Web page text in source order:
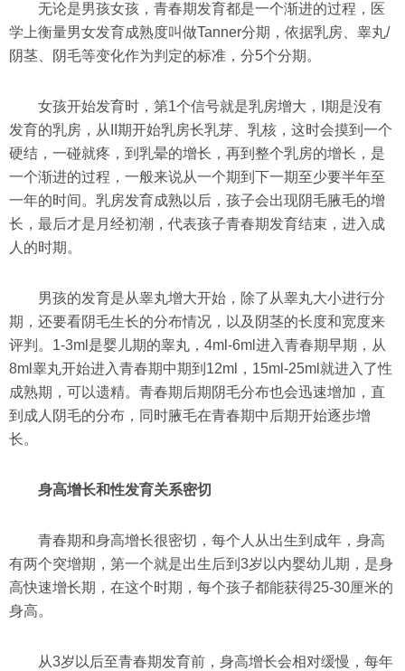
无论是男孩女孩，青春期发育都是一个渐进的过程，医
学上衡量男女发育成熟度叫做Tanner分期，依据乳房、睾丸/
阴茎、阴毛等变化作为判定的标准，分5个分期。
女孩开始发育时，第1个信号就是乳房增大，I期是没有
发育的乳房，从II期开始乳房长乳芽、乳核，这时会摸到一个
硬结，一碰就疼，到乳晕的增长，再到整个乳房的增长，是
一个渐进的过程，一般来说从一个期到下一期至少要半年至
一年的时间。乳房发育成熟以后，孩子会出现阴毛腋毛的增
长，最后才是月经初潮，代表孩子青春期发育结束，进入成
人的时期。
男孩的发育是从睾丸增大开始，除了从睾丸大小进行分
期，还要看阴毛生长的分布情况，以及阴茎的长度和宽度来
评判。1-3ml是婴儿期的睾丸，4ml-6ml进入青春期早期，从
8ml睾丸开始进入青春期中期到12ml，15ml-25ml就进入了性
成熟期，可以遗精。青春期后期阴毛分布也会迅速增加，直
到成人阴毛的分布，同时腋毛在青春期中后期开始逐步增
长。
身高增长和性发育关系密切
青春期和身高增长很密切，每个人从出生到成年，身高
有两个突增期，第一个就是出生后到3岁以内婴幼儿期，是身
高快速增长期，在这个时期，每个孩子都能获得25-30厘米的
身高。
从3岁以后至青春期发育前，身高增长会相对缓慢，每年